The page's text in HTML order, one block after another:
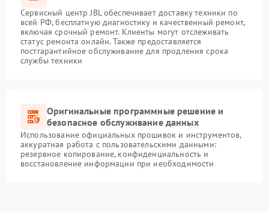
Сервисный центр JBL обеспечивает доставку техники по
всей РФ, бесплатную диагностику и качественный ремонт,
включая срочный ремонт. Клиенты могут отслеживать
статус ремонта онлайн. Также предоставляется
постгарантийное обслуживание для продления срока
службы техники
Оригинальные программные решение и
безопасное обслуживание данных
Использование официальных прошивок и инструментов,
аккуратная работа с пользовательскими данными:
резервное копирование, конфиденциальность и
восстановление информации при необходимости